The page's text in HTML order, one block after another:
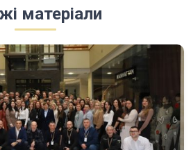
матеріали